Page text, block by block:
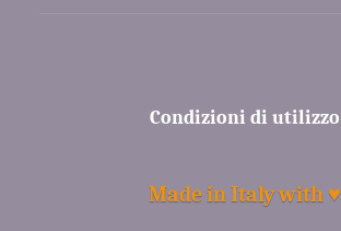
Condizioni di utilizzo
Made in Italy with ♥